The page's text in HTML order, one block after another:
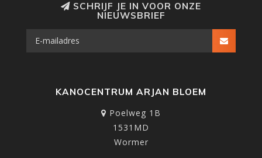
SCHRIJF JE IN VOOR ONZE
NIEUWSBRIEF
KANOCENTRUM ARJAN BLOEM
Poelweg 1B
1531MD
Wormer